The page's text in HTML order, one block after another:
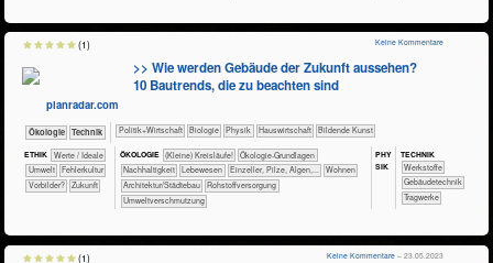
>> Wie werden Gebäude der Zukunft aussehen?
10 Bautrends, die zu beachten sind
planradar.com
​​​​​​​Ökologie ​Technik ​​​​​​​​​Politik+​Wirtschaft ​​​​​​​Biologie ​​​​​​​Physik ​Haus­wirtschaft Bildende Kunst
ETHIK ​​​​​​​​Werte / Ideale
​​​​​Umwelt
​​Fehlerkultur
​​Vorbilder?
​Zukunft
ÖKO​LOGIE ​​​​​​​​​​​​​​(Kleine) Kreisläufe!
​​​​​​​​​​​​​​​​Ökologie-Grundlagen
​​​​​​​​​​​​​​​Nachhaltigkeit
​​​​​​​​​Lebewesen ​​​​​​​Einzeller, Pilze, Algen,...
​​​​Wohnen
​​​Architektur/­Städtebau
​​Rohstoffversorgung
​​Umweltverschmutzung
PHY​
SIK
TECH​NIK
​​​​​​​​​Werkstoffe
​​​​​Gebäudetechnik
​​​​​Tragwerke
Keine Kommentare
(1)
Keine Kommentare – 23.05.2023
(1)